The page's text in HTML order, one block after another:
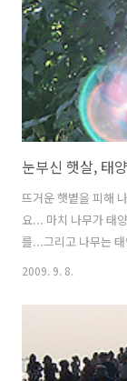
니다... 큰 물고기들부
눈부신 햇살, 태
뜨거운 햇볕을 피해
요... 마치 나무가 태
를...그리고 나무는
습에 눈을 뗄 수가 없
니라, 따사로움으로
져, 한참을 보고 있
blogkorea [블코채
2009. 9. 8.